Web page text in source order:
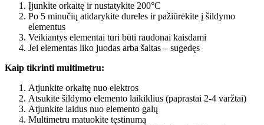
Įjunkite orkaitę ir nustatykite 200°C
Po 5 minučių atidarykite dureles ir pažiūrėkite į šildymo
elementus
Veikiantys elementai turi būti raudonai kaisdami
Jei elementas liko juodas arba šaltas – sugedęs
Kaip tikrinti multimetru:
Atjunkite orkaitę nuo elektros
Atsukite šildymo elemento laikiklius (paprastai 2-4 varžtai)
Atjunkite laidus nuo elemento galų
Multimetru matuokite tęstinumą